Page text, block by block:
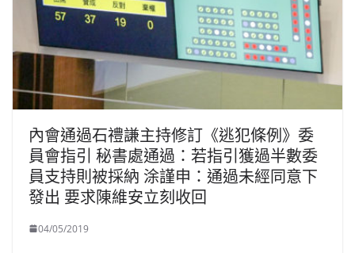
內會通過石禮謙主持修訂《逃犯條例》委
員會指引 秘書處通過：若指引獲過半數委
員支持則被採納 涂謹申：通過未經同意下
發出 要求陳維安立刻收回
04/05/2019